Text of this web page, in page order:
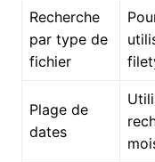
Recherche
par type de
fichier
Plage de
dates